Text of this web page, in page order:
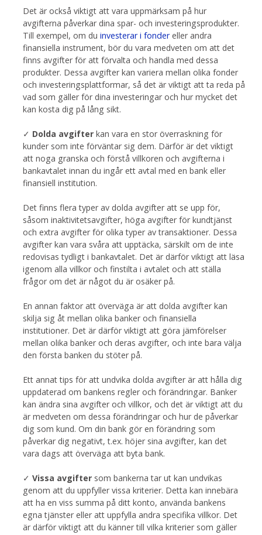
Det är också viktigt att vara uppmärksam på hur
avgifterna påverkar dina spar- och investeringsprodukter.
Till exempel, om du investerar i fondereller andra
finansiella instrument, bör du vara medveten om att det
finns avgifter för att förvalta och handla med dessa
produkter. Dessa avgifter kan variera mellan olika fonder
och investeringsplattformar, så det är viktigt att ta reda på
vad som gäller för dina investeringar och hur mycket det
kan kosta dig på lång sikt.
✓ Dolda avgifter kan vara en stor överraskning för
kunder som inte förväntar sig dem. Därför är det viktigt
att noga granska och förstå villkoren och avgifterna i
bankavtalet innan du ingår ett avtal med en bank eller
finansiell institution.
Det finns flera typer av dolda avgifter att se upp för,
såsom inaktivitetsavgifter, höga avgifter för kundtjänst
och extra avgifter för olika typer av transaktioner. Dessa
avgifter kan vara svåra att upptäcka, särskilt om de inte
redovisas tydligt i bankavtalet. Det är därför viktigt att läsa
igenom alla villkor och finstilta i avtalet och att ställa
frågor om det är något du är osäker på.
En annan faktor att överväga är att dolda avgifter kan
skilja sig åt mellan olika banker och finansiella
institutioner. Det är därför viktigt att göra jämförelser
mellan olika banker och deras avgifter, och inte bara välja
den första banken du stöter på.
Ett annat tips för att undvika dolda avgifter är att hålla dig
uppdaterad om bankens regler och förändringar. Banker
kan ändra sina avgifter och villkor, och det är viktigt att du
är medveten om dessa förändringar och hur de påverkar
dig som kund. Om din bank gör en förändring som
påverkar dig negativt, t.ex. höjer sina avgifter, kan det
vara dags att överväga att byta bank.
✓ Vissa avgifter som bankerna tar ut kan undvikas
genom att du uppfyller vissa kriterier. Detta kan innebära
att ha en viss summa på ditt konto, använda bankens
egna tjänster eller att uppfylla andra specifika villkor. Det
är därför viktigt att du känner till vilka kriterier som gäller